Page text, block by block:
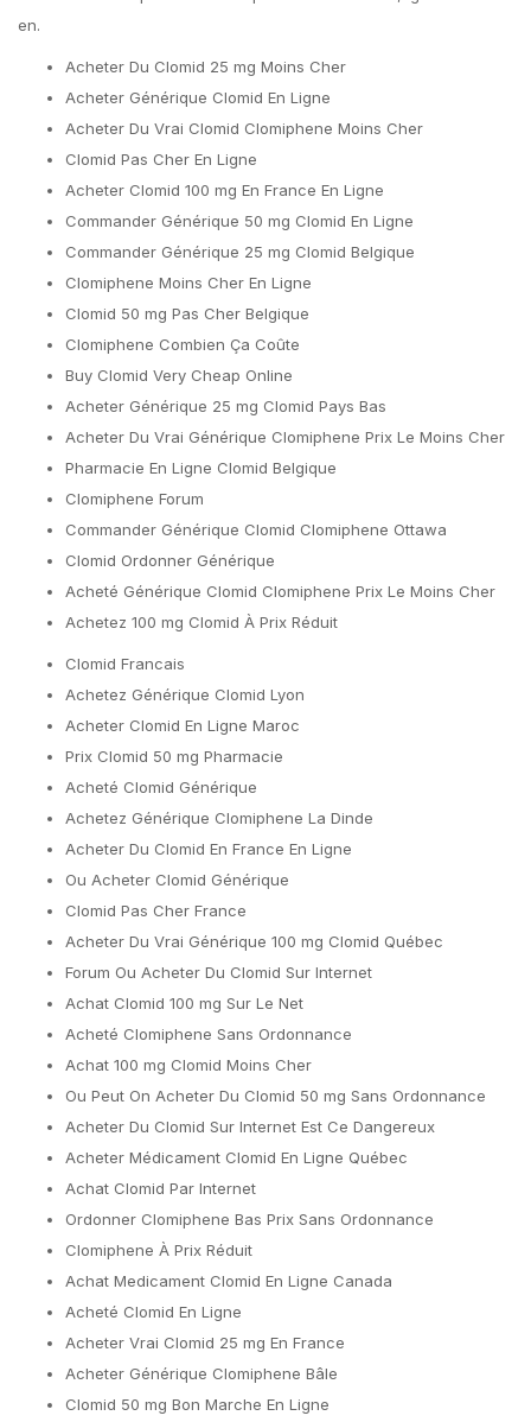
en.
Acheter Du Clomid 25 mg Moins Cher
Acheter Générique Clomid En Ligne
Acheter Du Vrai Clomid Clomiphene Moins Cher
Clomid Pas Cher En Ligne
Acheter Clomid 100 mg En France En Ligne
Commander Générique 50 mg Clomid En Ligne
Commander Générique 25 mg Clomid Belgique
Clomiphene Moins Cher En Ligne
Clomid 50 mg Pas Cher Belgique
Clomiphene Combien Ça Coûte
Buy Clomid Very Cheap Online
Acheter Générique 25 mg Clomid Pays Bas
Acheter Du Vrai Générique Clomiphene Prix Le Moins Cher
Pharmacie En Ligne Clomid Belgique
Clomiphene Forum
Commander Générique Clomid Clomiphene Ottawa
Clomid Ordonner Générique
Acheté Générique Clomid Clomiphene Prix Le Moins Cher
Achetez 100 mg Clomid À Prix Réduit
Clomid Francais
Achetez Générique Clomid Lyon
Acheter Clomid En Ligne Maroc
Prix Clomid 50 mg Pharmacie
Acheté Clomid Générique
Achetez Générique Clomiphene La Dinde
Acheter Du Clomid En France En Ligne
Ou Acheter Clomid Générique
Clomid Pas Cher France
Acheter Du Vrai Générique 100 mg Clomid Québec
Forum Ou Acheter Du Clomid Sur Internet
Achat Clomid 100 mg Sur Le Net
Acheté Clomiphene Sans Ordonnance
Achat 100 mg Clomid Moins Cher
Ou Peut On Acheter Du Clomid 50 mg Sans Ordonnance
Acheter Du Clomid Sur Internet Est Ce Dangereux
Acheter Médicament Clomid En Ligne Québec
Achat Clomid Par Internet
Ordonner Clomiphene Bas Prix Sans Ordonnance
Clomiphene À Prix Réduit
Achat Medicament Clomid En Ligne Canada
Acheté Clomid En Ligne
Acheter Vrai Clomid 25 mg En France
Acheter Générique Clomiphene Bâle
Clomid 50 mg Bon Marche En Ligne